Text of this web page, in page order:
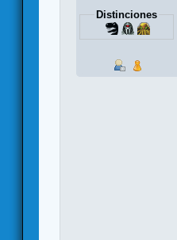
Distinciones